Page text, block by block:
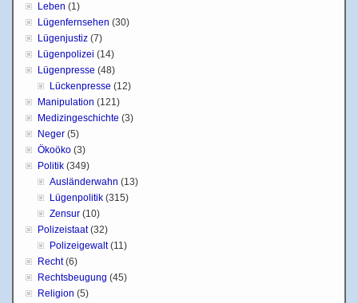
Leben (1)
Lügenfernsehen (30)
Lügenjustiz (7)
Lügenpolizei (14)
Lügenpresse (48)
Lückenpresse (12)
Manipulation (121)
Medizingeschichte (3)
Neger (5)
Ökoöko (3)
Politik (349)
Ausländerwahn (13)
Lügenpolitik (315)
Zensur (10)
Polizeistaat(32)
Polizeigewalt(11)
Recht(6)
Rechtsbeugung (45)
Religion (5)